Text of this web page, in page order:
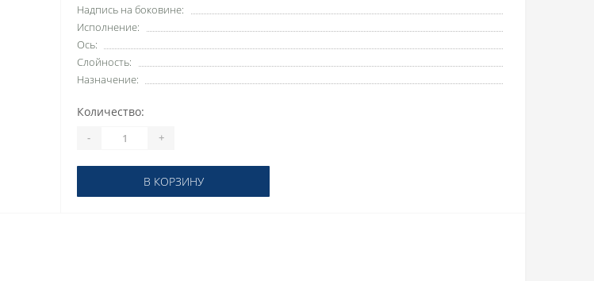
Надпись на боковине:
Исполнение:
Ось:
Слойность:
Назначение:
Количество:
- +
В КОРЗИНУ